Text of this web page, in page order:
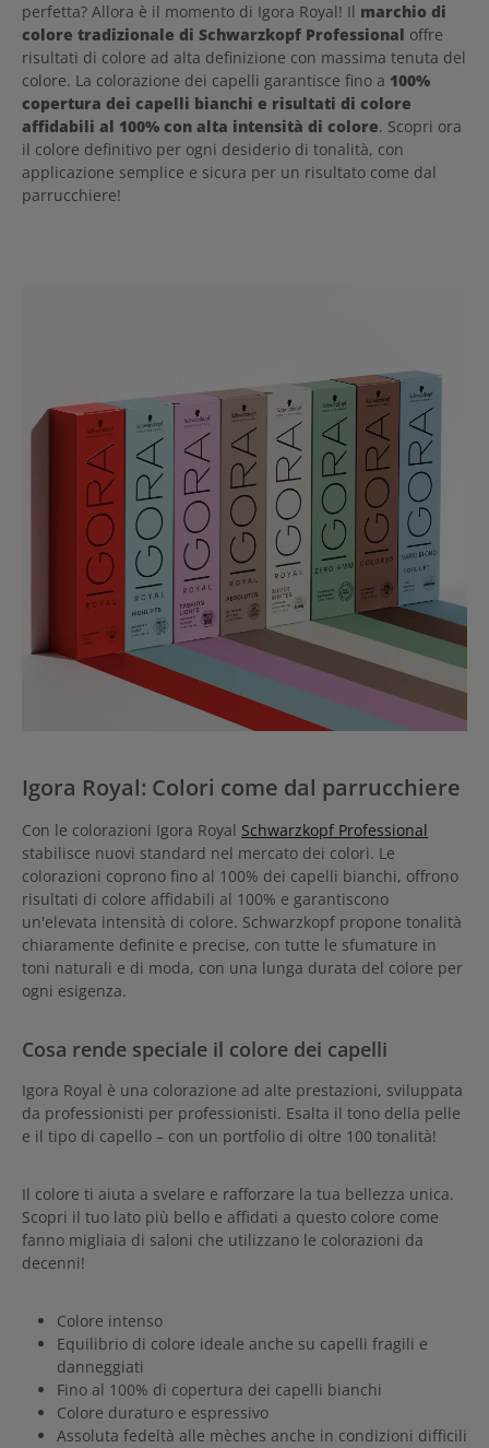
perfetta? Allora è il momento di Igora Royal! Il marchio di
colore tradizionale di Schwarzkopf Professional offre
risultati di colore ad alta definizione con massima tenuta del
colore. La colorazione dei capelli garantisce fino a 100%
copertura dei capelli bianchi e risultati di colore
affidabili al 100% con alta intensità di colore. Scopri ora
il colore definitivo per ogni desiderio di tonalità, con
applicazione semplice e sicura per un risultato come dal
parrucchiere!
Igora Royal: Colori come dal parrucchiere
Con le colorazioni Igora Royal Schwarzkopf Professional
stabilisce nuovi standard nel mercato dei colori. Le
colorazioni coprono fino al 100% dei capelli bianchi, offrono
risultati di colore affidabili al 100% e garantiscono
un'elevata intensità di colore. Schwarzkopf propone tonalità
chiaramente definite e precise, con tutte le sfumature in
toni naturali e di moda, con una lunga durata del colore per
ogni esigenza.
Cosa rende speciale il colore dei capelli
Igora Royal è una colorazione ad alte prestazioni, sviluppata
da professionisti per professionisti. Esalta il tono della pelle
e il tipo di capello – con un portfolio di oltre 100 tonalità!
Il colore ti aiuta a svelare e rafforzare la tua bellezza unica.
Scopri il tuo lato più bello e affidati a questo colore come
fanno migliaia di saloni che utilizzano le colorazioni da
decenni!
Colore intenso
Equilibrio di colore ideale anche su capelli fragili e
danneggiati
Fino al 100% di copertura dei capelli bianchi
Colore duraturo e espressivo
Assoluta fedeltà alle mèches anche in condizioni difficili